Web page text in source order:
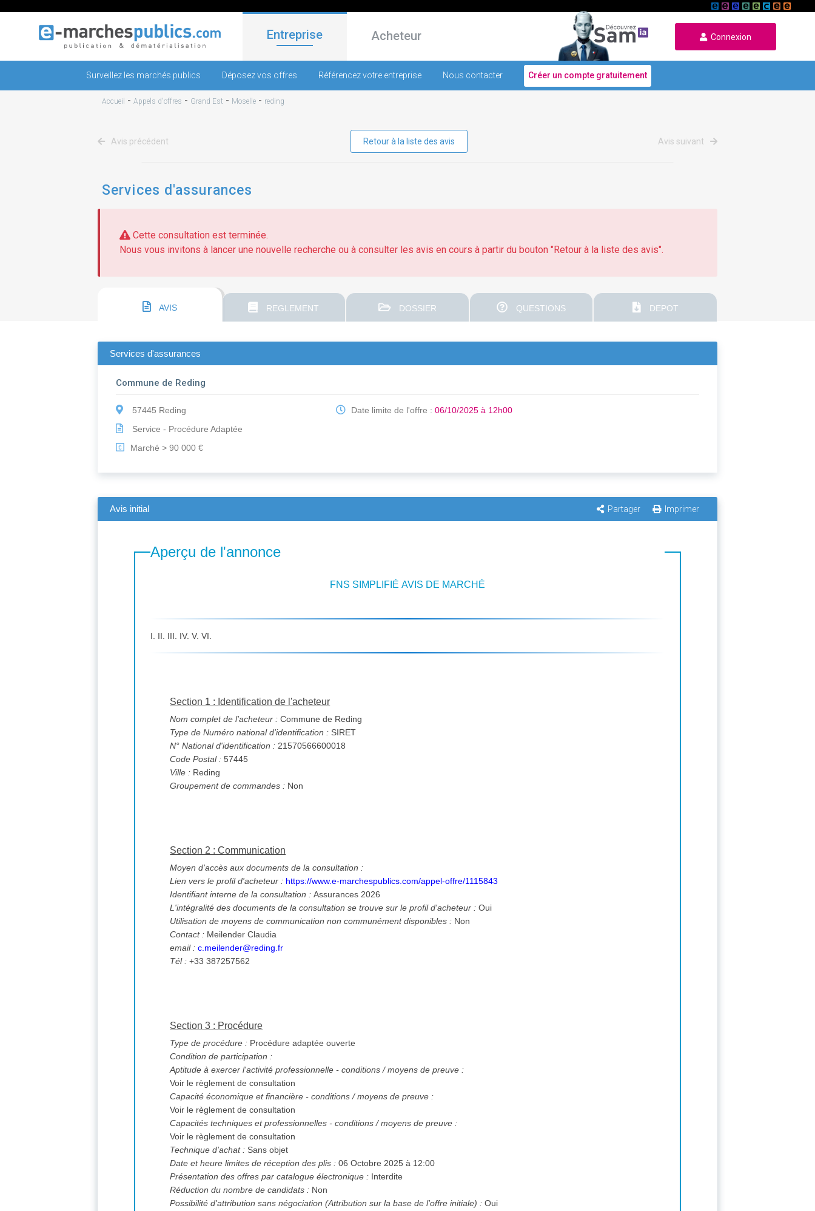
Entreprise Acheteur Connexion
Surveillez les marchés publics Déposez vos offres Référencez votre entreprise Nous contacter Créer un compte gratuitement
Accueil - Appels d'offres - Grand Est - Moselle - reding
Avis précédent Retour à la liste des avis Avis suivant
Services d'assurances
Cette consultation est terminée.
Nous vous invitons à lancer une nouvelle recherche ou à consulter les avis en cours à partir du bouton "Retour à la liste des avis".
AVIS REGLEMENT DOSSIER QUESTIONS DEPOT
Services d'assurances
Commune de Reding
57445 Reding
Service - Procédure Adaptée
€ Marché > 90 000 €
Date limite de l'offre :06/10/2025 à 12h00
Avis initial Partager Imprimer
Aperçu de l'annonce
FNS SIMPLIFIÉ AVIS DE MARCHÉ
I. II. III. IV. V. VI.
Section 1 : Identification de l'acheteur
Nom complet de l'acheteur : Commune de Reding
Type de Numéro national d'identification : SIRET
N° National d'identification : 21570566600018
Code Postal : 57445
Ville : Reding
Groupement de commandes : Non
Section 2 : Communication
Moyen d'accès aux documents de la consultation :
Lien vers le profil d'acheteur : https://www.e-marchespublics.com/appel-offre/1115843
Identifiant interne de la consultation : Assurances 2026
L'intégralité des documents de la consultation se trouve sur le profil d'acheteur : Oui
Utilisation de moyens de communication non communément disponibles : Non
Contact : Meilender Claudia
email : c.meilender@reding.fr
Tél : +33 387257562
Section 3 : Procédure
Type de procédure : Procédure adaptée ouverte
Condition de participation :
Aptitude à exercer l'activité professionnelle - conditions / moyens de preuve :
Voir le règlement de consultation
Capacité économique et financière - conditions / moyens de preuve :
Voir le règlement de consultation
Capacités techniques et professionnelles - conditions / moyens de preuve :
Voir le règlement de consultation
Technique d'achat : Sans objet
Date et heure limites de réception des plis : 06 Octobre 2025 à 12:00
Présentation des offres par catalogue électronique : Interdite
Réduction du nombre de candidats : Non
Possibilité d'attribution sans négociation (Attribution sur la base de l'offre initiale) : Oui